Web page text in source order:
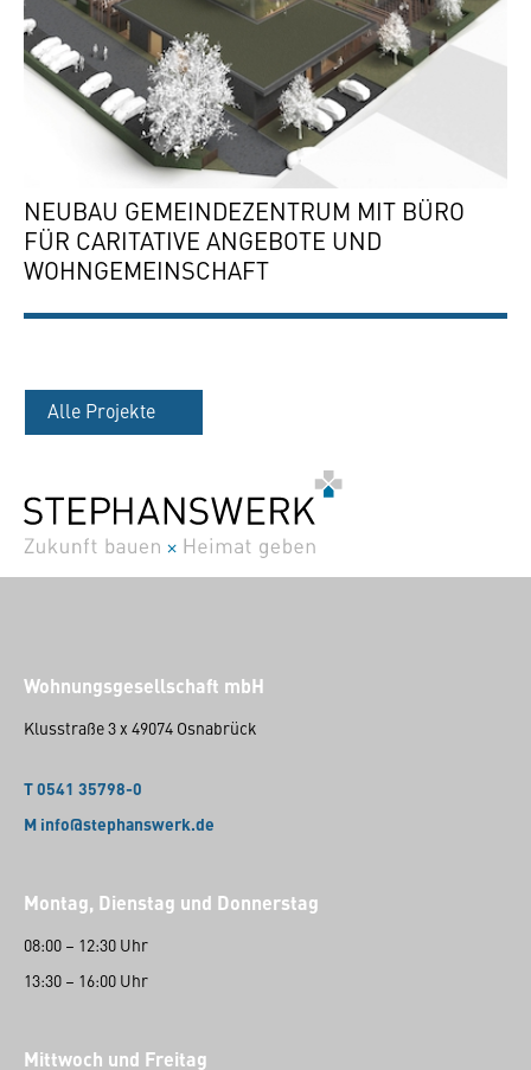
NEUBAU GEMEINDEZENTRUM MIT BÜRO
FÜR CARITATIVE ANGEBOTE UND
WOHNGEMEINSCHAFT
Alle Projekte
Wohnungsgesellschaft mbH
Klusstraße 3 x 49074 Osnabrück
T 0541 35798-0
M info@stephanswerk.de
Montag, Dienstag und Donnerstag
08:00 – 12:30 Uhr
13:30 – 16:00 Uhr
Mittwoch und Freitag